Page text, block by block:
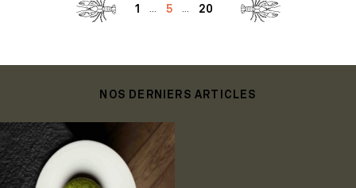
1 5 20
NOS DERNIERS ARTICLES